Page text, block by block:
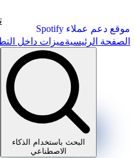
موقع دعم عملاء Spotify
الصفحة الرئيسيةميزات داخل
البحث باستخدام الذكاء
الاصطناعي